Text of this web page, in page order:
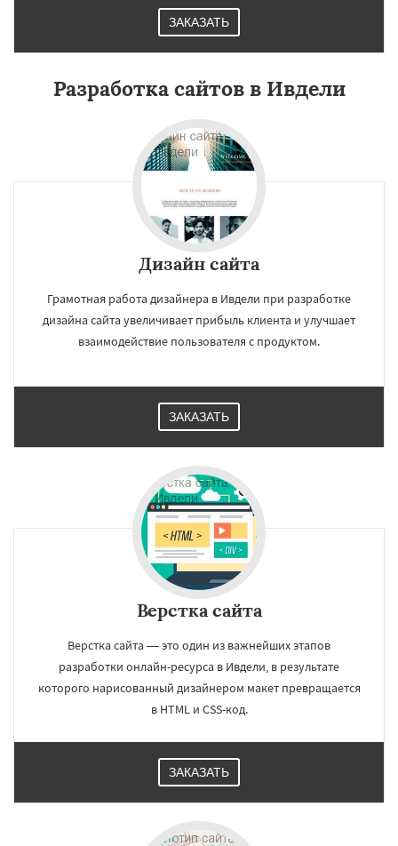
ЗАКАЗАТЬ
Разработка сайтов в Ивдели
Дизайн сайта
Грамотная работа дизайнера в Ивдели при разработке
дизайна сайта увеличивает прибыль клиента и улучшает
взаимодействие пользователя с продуктом.
ЗАКАЗАТЬ
Верстка сайта
Верстка сайта — это один из важнейших этапов
разработки онлайн-ресурса в Ивдели, в результате
которого нарисованный дизайнером макет превращается
в HTML и CSS-код.
ЗАКАЗАТЬ